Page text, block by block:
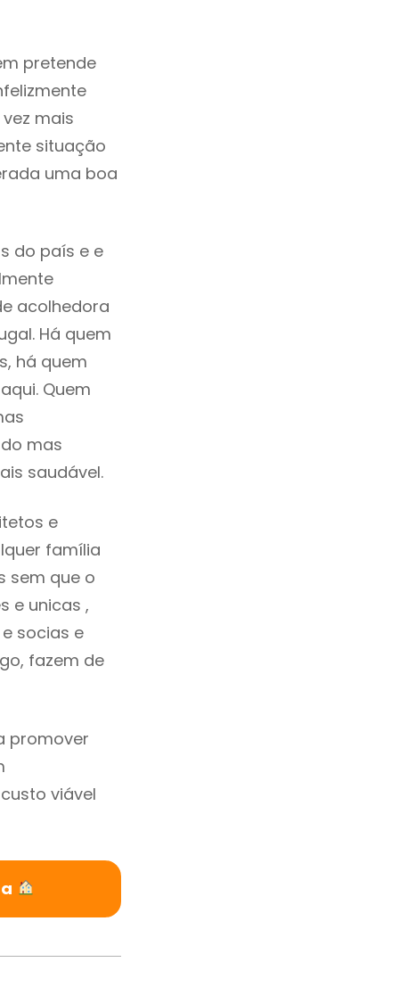
pretende
mais
situação
uma boa
do país e e
acolhedora
Há quem
há quem
Quem
mas
saudável.
e
família
sem que o
e unicas ,
socias e
fazem de
promover
viável